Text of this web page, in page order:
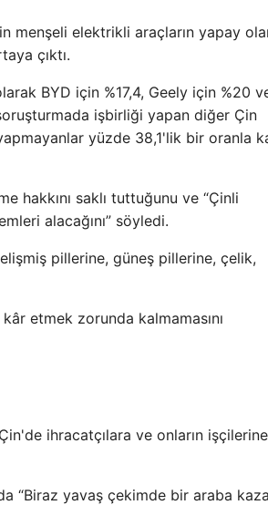
menşeli elektrikli araçların yapay
çıktı.
BYD için %17,4, Geely için %20
işbirliği yapan diğer Çin
yüzde 38,1'lik bir oranla
hakkını saklı tuttuğunu ve “Çinli
alacağını” söyledi.
pillerine, güneş pillerine, çelik,
etmek zorunda kalmamasını
ihracatçılara ve onların işçilerine
“Biraz yavaş çekimde bir araba